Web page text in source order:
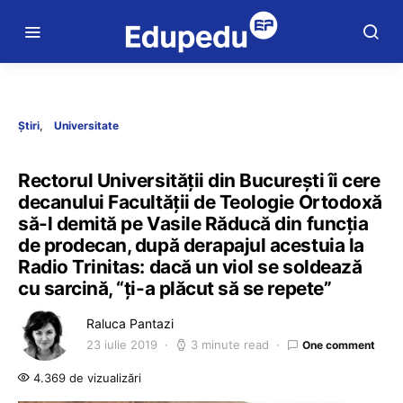
Știri Universitate
Rectorul Universității din București îi cere
decanului Facultății de Teologie Ortodoxă
să-l demită pe Vasile Răducă din funcția
de prodecan, după derapajul acestuia la
Radio Trinitas: dacă un viol se soldează
cu sarcină, “ți-a plăcut să se repete”
Raluca Pantazi
23 iulie 2019 3 minute read One comment
4.369 de vizualizări